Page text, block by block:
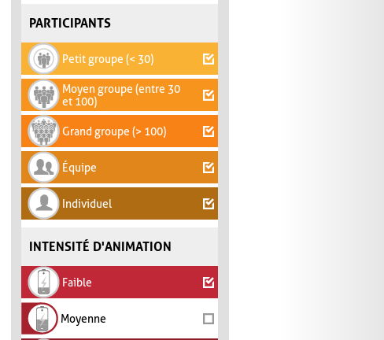
PARTICIPANTS
Petit groupe (< 30)
Moyen groupe (entre 30
et 100)
Grand groupe (> 100)
Équipe
Individuel
INTENSITÉ D'ANIMATION
Faible
Moyenne